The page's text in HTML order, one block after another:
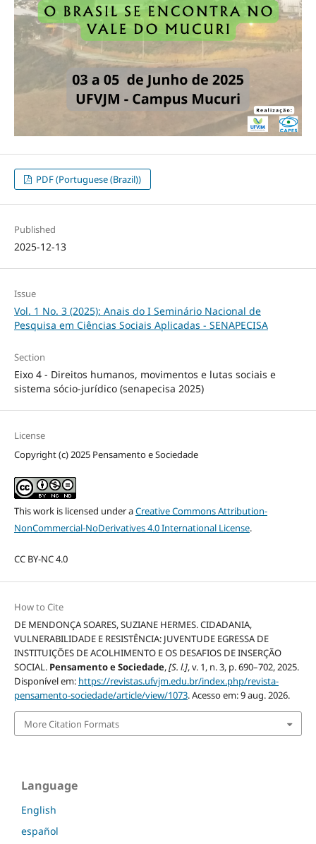
PDF (Portuguese (Brazil))
Published
2025-12-13
Issue
Vol. 1 No. 3 (2025): Anais do I Seminário Nacional de
Pesquisa em Ciências Sociais Aplicadas - SENAPECISA
Section
Eixo 4 - Direitos humanos, movimentos e lutas sociais e
sistema sócio-jurídico (senapecisa 2025)
License
Copyright (c) 2025 Pensamento e Sociedade
This work is licensed under aCreative Commons Attribution-
NonCommercial-NoDerivatives 4.0 International License.
CC BY-NC 4.0
How to Cite
DE MENDONÇA SOARES, SUZIANE HERMES. CIDADANIA,
VULNERABILIDADE E RESISTÊNCIA: JUVENTUDE EGRESSA DE
INSTITUIÇÕES DE ACOLHIMENTO E OS DESAFIOS DE INSERÇÃO
SOCIAL. Pensamento e Sociedade,[S. l.], v. 1, n. 3, p. 690–702, 2025.
Disponível em: https://revistas.ufvjm.edu.br/index.php/revista-
pensamento-sociedade/article/view/1073. Acesso em: 9 aug. 2026.
More Citation Formats
Language
English
español